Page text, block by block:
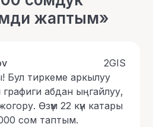
жаптым»
2GIS
Бул тиркеме аркылуу
абдан ыңгайлуу,
Өзүм 22 күн катары
сом таптым.